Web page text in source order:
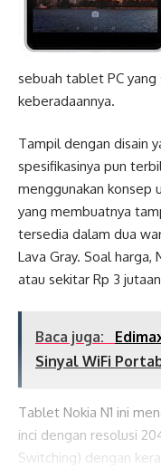
sebuah tablet PC
keberadaannya.
Tampil dengan disain
spesifikasinya pun
menggunakan konsep
yang membuatnya
tersedia dalam dua
Lava Gray. Soal harga,
atau sekitar Rp 3
Baca juga:
Sinyal WiFi
Tablet Nokia N1 ini
inci dengan resolusi
Switching) dengan